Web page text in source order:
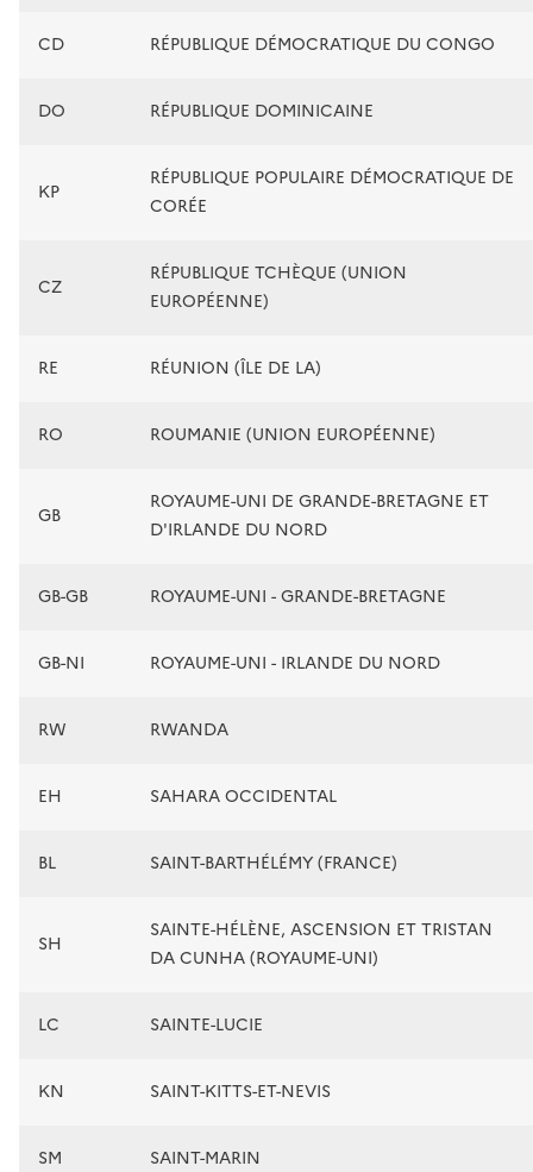
CD RÉPUBLIQUE DÉMOCRATIQUE DU CONGO
DO RÉPUBLIQUE DOMINICAINE
KP
RÉPUBLIQUE POPULAIRE DÉMOCRATIQUE DE
CORÉE
CZ
RÉPUBLIQUE TCHÈQUE (UNION
EUROPÉENNE)
RE RÉUNION (ÎLE DE LA)
RO ROUMANIE (UNION EUROPÉENNE)
GB
ROYAUME-UNI DE GRANDE-BRETAGNE ET
D'IRLANDE DU NORD
GB-GB ROYAUME-UNI - GRANDE-BRETAGNE
GB-NI ROYAUME-UNI - IRLANDE DU NORD
RW RWANDA
EH SAHARA OCCIDENTAL
BL SAINT-BARTHÉLÉMY (FRANCE)
SH
SAINTE-HÉLÈNE, ASCENSION ET TRISTAN
DA CUNHA (ROYAUME-UNI)
LC SAINTE-LUCIE
KN SAINT-KITTS-ET-NEVIS
SM SAINT-MARIN